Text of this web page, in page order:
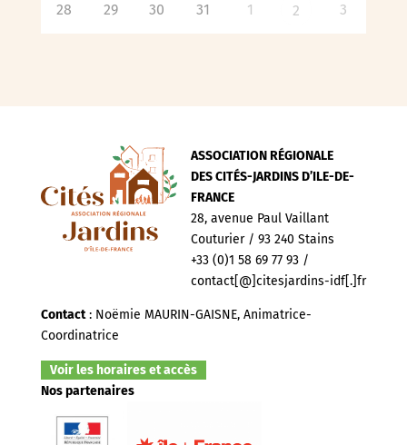
28 29 30 31 1 2 3
ASSOCIATION RÉGIONALE
DES CITÉS-JARDINS D’ILE-DE-
FRANCE
28, avenue Paul Vaillant
Couturier / 93 240 Stains
+33 (0)1 58 69 77 93 /
contact[@]citesjardins-idf[.]fr
Contact: Noëmie MAURIN-GAISNE, Animatrice-
Coordinatrice
Voir les horaires et accès
Nos partenaires